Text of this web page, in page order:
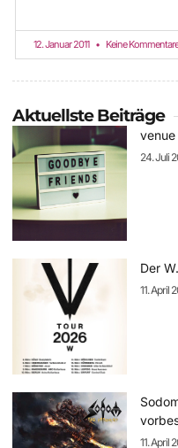
12. Januar 2011 Keine Kommentare
Aktuellste Beiträge
venue
24. Juli
Der
11. April
11. April